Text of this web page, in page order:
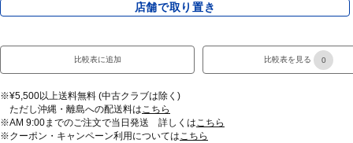
店舗で取り置き
比較表に追加 比較表を見る 0
※¥5,500以上送料無料 (中古クラブは除く)
ただし沖縄・離島への配送料はこちら
※AM 9:00までのご注文で当日発送 詳しくはこちら
※クーポン・キャンペーン利用についてはこちら